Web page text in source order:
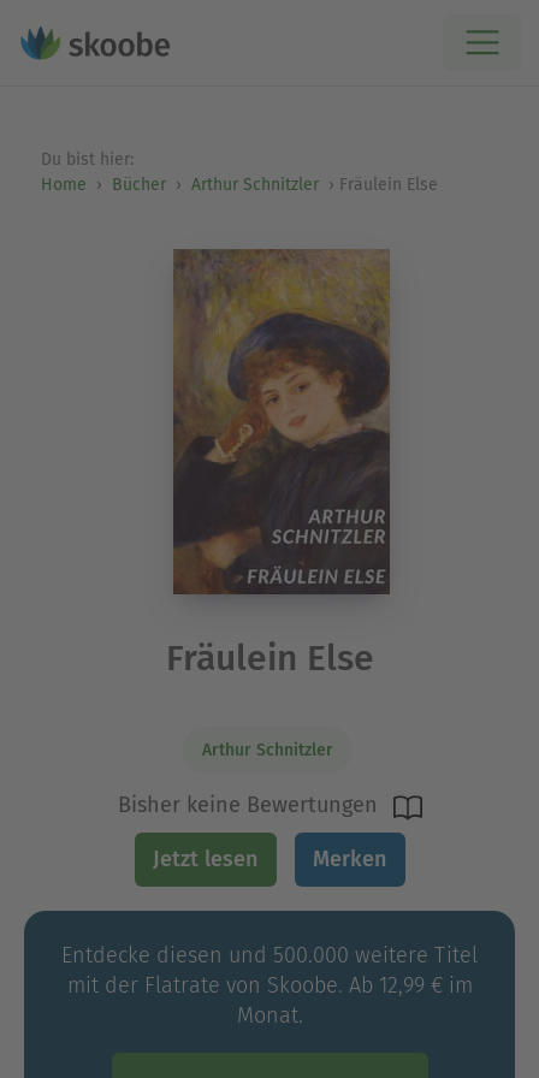
Du bist hier:
Home
Bücher Arthur Schnitzler Fräulein Else
Fräulein Else
Arthur Schnitzler
Bisher keine Bewertungen
Jetzt lesen Merken
Entdecke diesen und 500.000 weitere Titel
mit der Flatrate von Skoobe. Ab 12,99 € im
Monat.